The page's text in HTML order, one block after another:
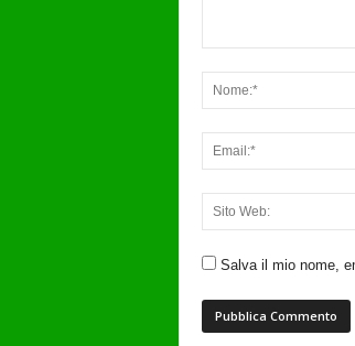
Salva il mio nome,